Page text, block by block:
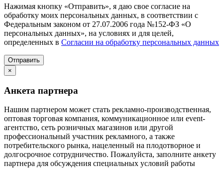
Нажимая кнопку «Отправить», я даю свое согласие на
обработку моих персональных данных, в соответствии с
Федеральным законом от 27.07.2006 года №152-ФЗ «О
персональных данных», на условиях и для целей,
определенных в Согласии на обработку персональных данных
Отправить
×
Анкета партнера
Нашим партнером может стать рекламно-производственная,
оптовая торговая компания, коммуникационное или event-
агентство, сеть розничных магазинов или другой
профессиональный участник рекламного, а также
потребительского рынка, нацеленный на плодотворное и
долгосрочное сотрудничество. Пожалуйста, заполните анкету
партнера для обсуждения специальных условий работы